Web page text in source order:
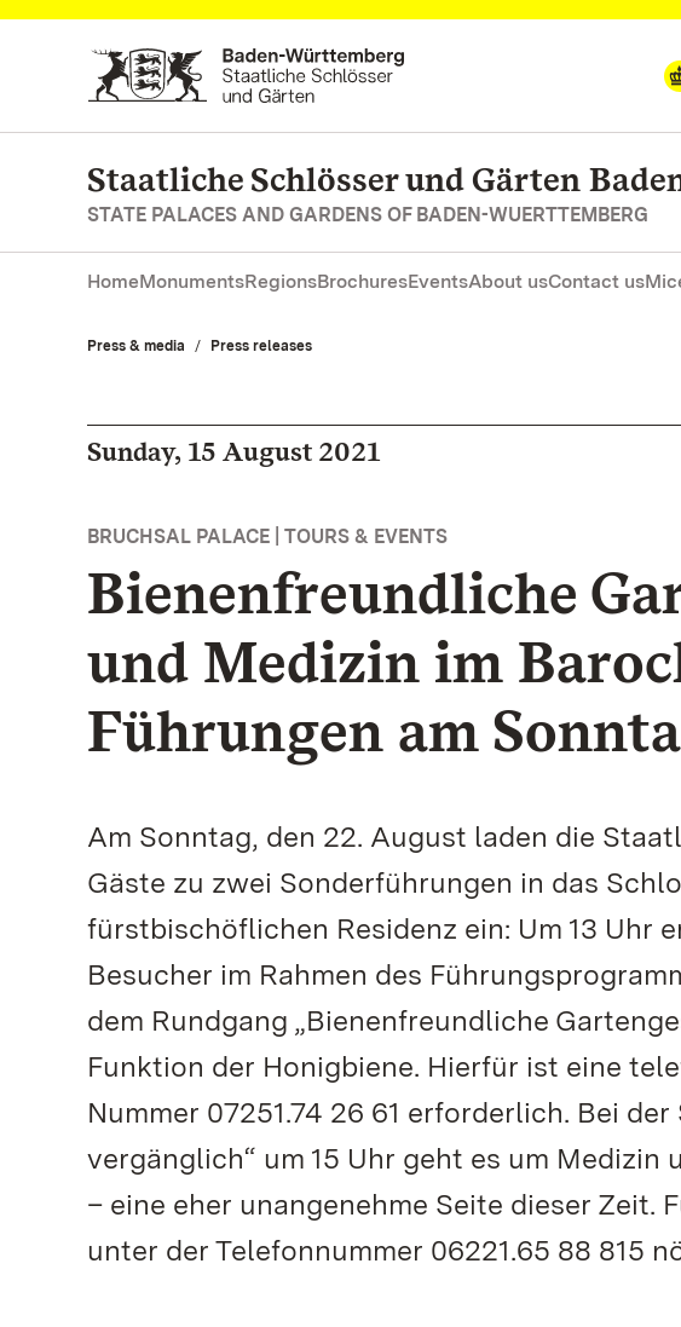
Navigate to main page
Staatliche Schlösser und Gärten
STATE PALACES AND GARDENS OF BADEN-WUERTTEMBERG
HomeMonumentsRegionsBrochuresEventsAbout usContact us
Press & media Press releases
Sunday, 15 August 2021
BRUCHSAL PALACE | TOURS & EVENTS
Bienenfreundliche
und Medizin im
Führungen am
Am Sonntag, den 22. August laden die
Gäste zu zwei Sonderführungen in das
fürstbischöflichen Residenz ein: Um 13 Uhr
Besucher im Rahmen des
dem Rundgang „Bienenfreundliche
Funktion der Honigbiene. Hierfür ist eine
Nummer 07251.74 26 61 erforderlich. Bei
vergänglich“ um 15 Uhr geht es um
– eine eher unangenehme Seite dieser Zeit.
unter der Telefonnummer 06221.65 88 815